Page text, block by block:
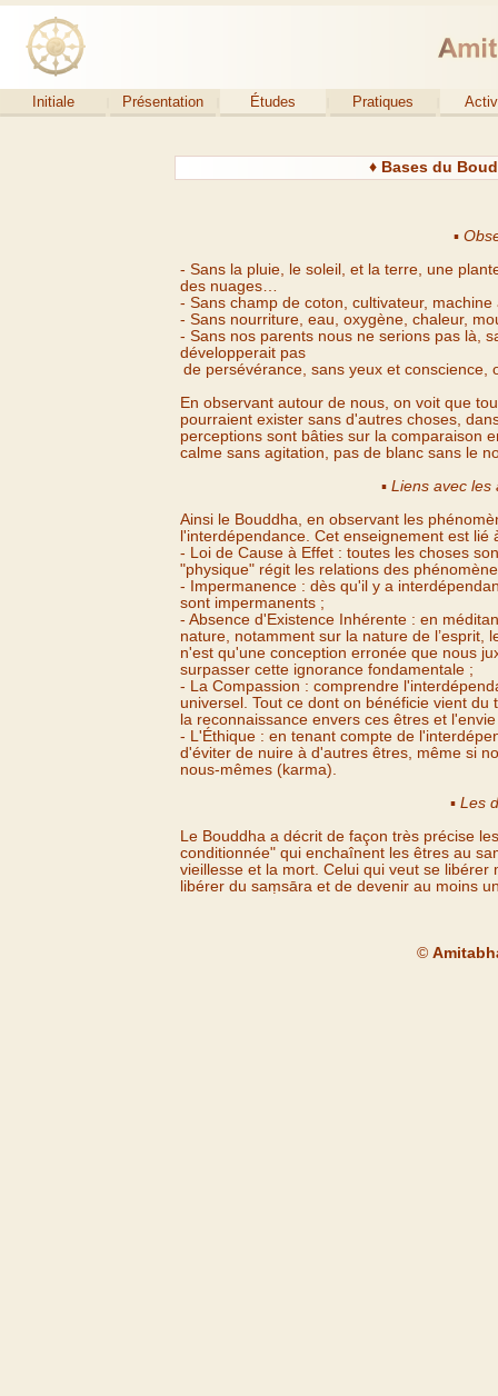
♦ Bases du
Initiale Présentation Études Pratiques
▪
- Sans la pluie, le soleil, et la terre, une
des nuages…
- Sans champ de coton, cultivateur,
- Sans nourriture, eau, oxygène, chaleur,
- Sans nos parents nous ne serions pas là,
développerait pas
de persévérance, sans yeux et
En observant autour de nous, on voit que
pourraient exister sans d'autres choses,
perceptions sont bâties sur la comparaison
calme sans agitation, pas de blanc sans le
▪ Liens avec les
Ainsi le Bouddha, en observant les
l'interdépendance. Cet enseignement est
- Loi de Cause à Effet : toutes les choses
"physique" régit les relations des
- Impermanence : dès qu'il y a
sont impermanents ;
- Absence d'Existence Inhérente : en
nature, notamment sur la nature de l’esprit,
n'est qu'une conception erronée que nous
surpasser cette ignorance fondamentale ;
- La Compassion : comprendre
universel. Tout ce dont on bénéficie vient
la reconnaissance envers ces êtres et
- L'Éthique : en tenant compte de
d'éviter de nuire à d'autres êtres, même si
nous-mêmes (karma).
▪ Les
Le Bouddha a décrit de façon très précise
conditionnée" qui enchaînent les êtres au
vieillesse et la mort. Celui qui veut se
libérer du saṃsāra et de devenir au moins
©